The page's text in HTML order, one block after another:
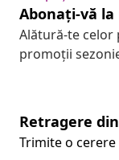
Abonați-vă
Alătură-te celor
promoții
Retragere
Trimite o